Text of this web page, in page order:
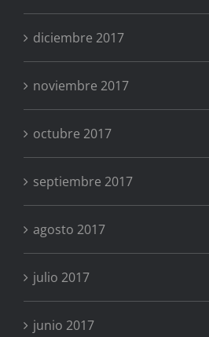
diciembre 2017
noviembre 2017
octubre 2017
septiembre 2017
agosto 2017
julio 2017
junio 2017